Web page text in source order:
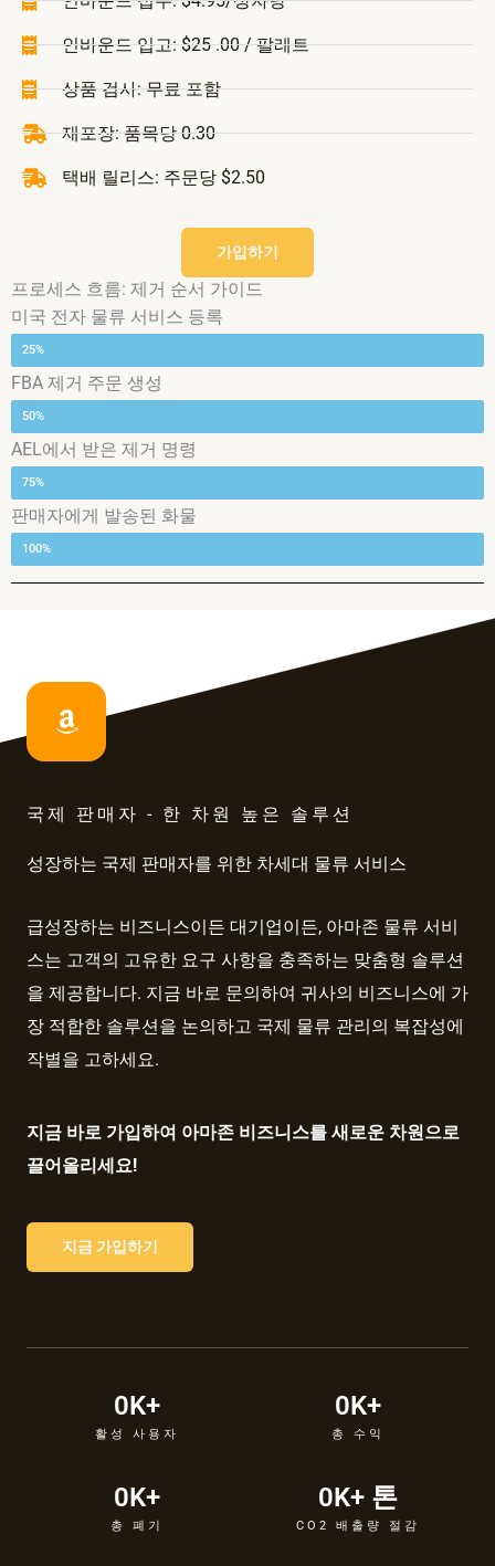
인바운드 입고: $25 .00 / 팔레트
상품 검사: 무료 포함
재포장: 품목당 0.30
택배 릴리스: 주문당 $2.50
가입하기
프로세스 흐름: 제거 순서 가이드
미국 전자 물류 서비스 등록
제거 주문 배송을 위한 고유 주소 받기
25%
FBA 제거 주문 생성
상품이 AEL로 전송됩니다.
50%
AEL에서 받은 제거 명령
창고 관리 시스템에 기록된 상품
75%
판매자에게 발송된 화물
재포장, 통합 및 판매자에게 전송된 상품
100%
국제 판매자 - 한 차원 높은 솔루션
성장하는 국제 판매자를 위한 차세대 물류 서비스
급성장하는 비즈니스이든 대기업이든, 아마존 물류 서비
스는 고객의 고유한 요구 사항을 충족하는 맞춤형 솔루션
을 제공합니다. 지금 바로 문의하여 귀사의 비즈니스에 가
장 적합한 솔루션을 논의하고 국제 물류 관리의 복잡성에
작별을 고하세요.
지금 바로 가입하여 아마존 비즈니스를 새로운 차원으로
끌어올리세요!
지금 가입하기
활성 사용자
0K+
총 수익
0K+
총 폐기
0K+
CO2 배출량 절감
0K+ 톤